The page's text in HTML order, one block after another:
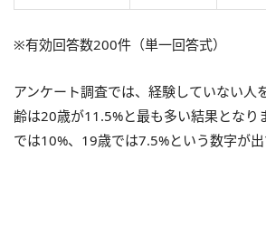
※有効回答数200件（単一回答式）
アンケート調査では、経験していない人
齢は20歳が11.5%と最も多い結果となり
では10%、19歳では7.5%という数字が出